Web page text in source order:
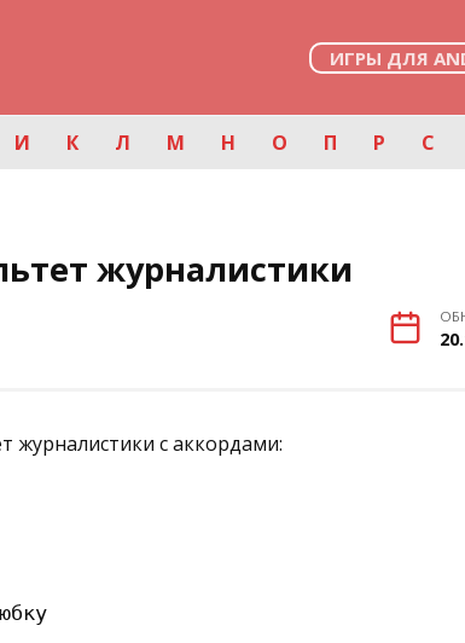
ИГРЫ ДЛЯ
И К Л М Н О П Р С
журналистики
журналистики с аккордами: